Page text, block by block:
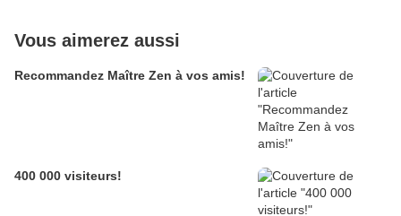
Vous aimerez aussi
Recommandez Maître Zen à vos amis!
400 000 visiteurs!